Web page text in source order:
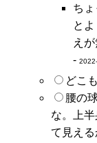
ち
と
え
-
どこ
腰の
な。上
て見え